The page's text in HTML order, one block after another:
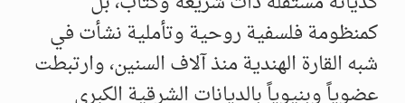
كمنظومة فلسفية روحية وتأملية نشأت في
شبه القارة الهندية منذ آلاف السنين، وارتبطت
عضوياً وبنيوياً بالديانات الشرقية الكبرى